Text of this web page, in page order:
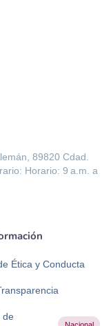
89820 Cdad.
Horario: 9 a.m. a
Ética y Conducta
de
Nacional